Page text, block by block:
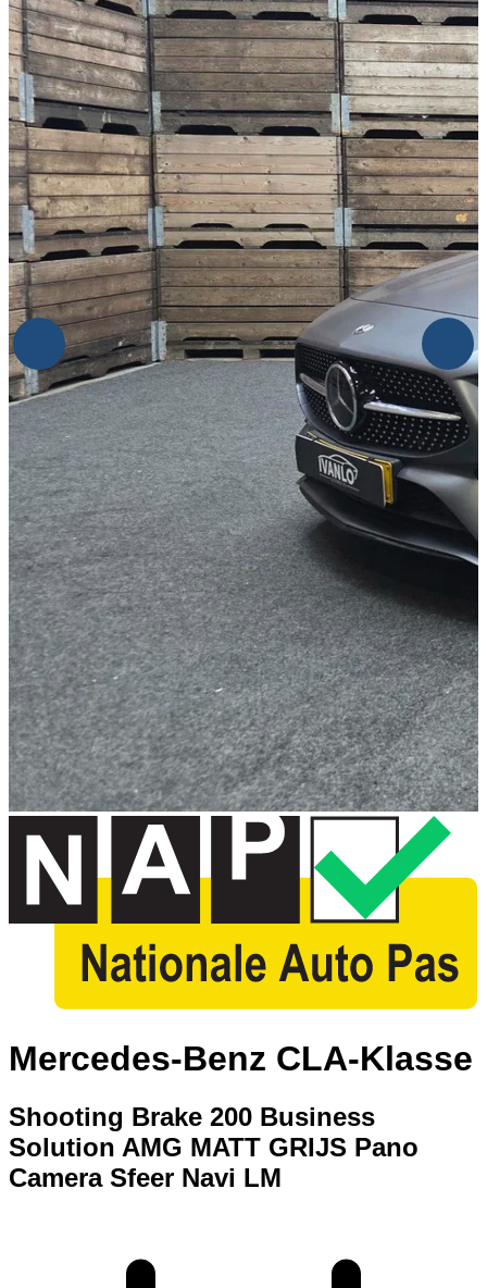
Mercedes-Benz CLA-Klasse
Shooting Brake 200 Business
Solution AMG MATT GRIJS Pano
Camera Sfeer Navi LM